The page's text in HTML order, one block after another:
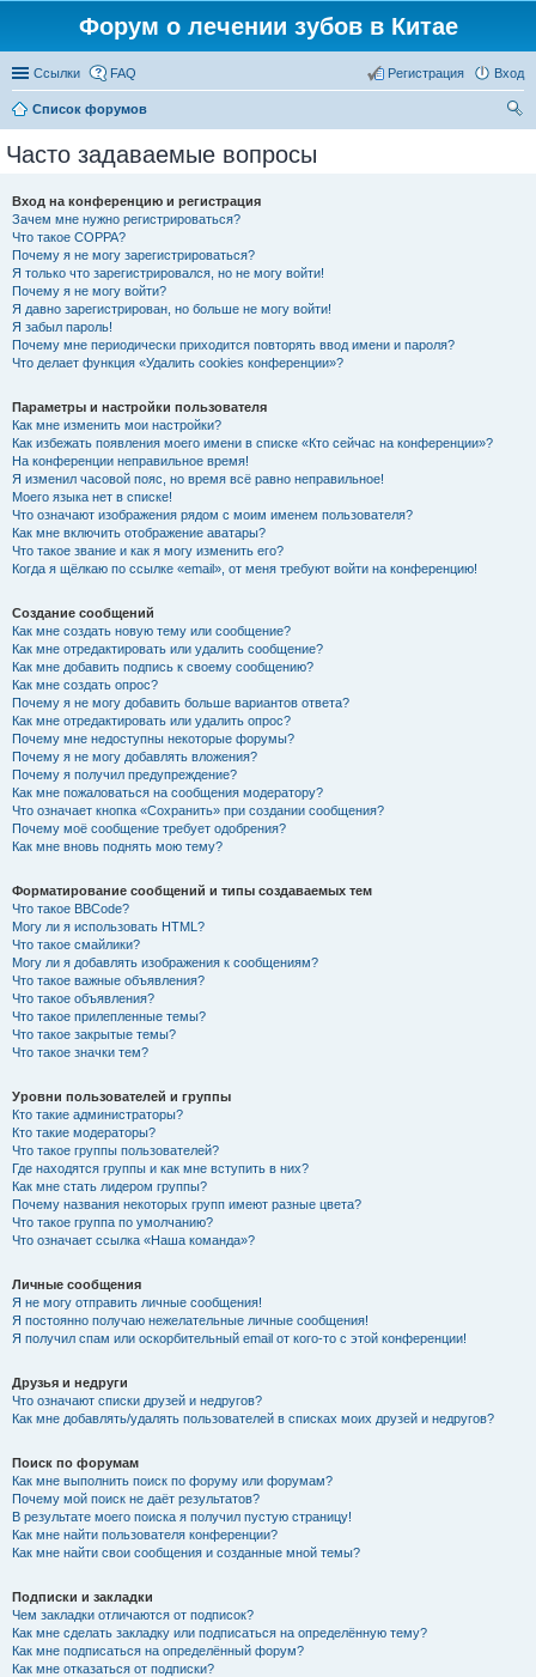
Форум о лечении зубов в Китае
Ссылки FAQ Вход
Регистрация
Список форумов
Часто задаваемые вопросы
Вход на конференцию и регистрация
Зачем мне нужно регистрироваться?
Что такое COPPA?
Почему я не могу зарегистрироваться?
Я только что зарегистрировался, но не могу войти!
Почему я не могу войти?
Я давно зарегистрирован, но больше не могу войти!
Я забыл пароль!
Почему мне периодически приходится повторять ввод имени и пароля?
Что делает функция «Удалить cookies конференции»?
Параметры и настройки пользователя
Как мне изменить мои настройки?
Как избежать появления моего имени в списке «Кто сейчас на конференции»?
На конференции неправильное время!
Я изменил часовой пояс, но время всё равно неправильное!
Моего языка нет в списке!
Что означают изображения рядом с моим именем пользователя?
Как мне включить отображение аватары?
Что такое звание и как я могу изменить его?
Когда я щёлкаю по ссылке «email», от меня требуют войти на конференцию!
Создание сообщений
Как мне создать новую тему или сообщение?
Как мне отредактировать или удалить сообщение?
Как мне добавить подпись к своему сообщению?
Как мне создать опрос?
Почему я не могу добавить больше вариантов ответа?
Как мне отредактировать или удалить опрос?
Почему мне недоступны некоторые форумы?
Почему я не могу добавлять вложения?
Почему я получил предупреждение?
Как мне пожаловаться на сообщения модератору?
Что означает кнопка «Сохранить» при создании сообщения?
Почему моё сообщение требует одобрения?
Как мне вновь поднять мою тему?
Форматирование сообщений и типы создаваемых тем
Что такое BBCode?
Могу ли я использовать HTML?
Что такое смайлики?
Могу ли я добавлять изображения к сообщениям?
Что такое важные объявления?
Что такое объявления?
Что такое прилепленные темы?
Что такое закрытые темы?
Что такое значки тем?
Уровни пользователей и группы
Кто такие администраторы?
Кто такие модераторы?
Что такое группы пользователей?
Где находятся группы и как мне вступить в них?
Как мне стать лидером группы?
Почему названия некоторых групп имеют разные цвета?
Что такое группа по умолчанию?
Что означает ссылка «Наша команда»?
Личные сообщения
Я не могу отправить личные сообщения!
Я постоянно получаю нежелательные личные сообщения!
Я получил спам или оскорбительный email от кого-то с этой конференции!
Друзья и недруги
Что означают списки друзей и недругов?
Как мне добавлять/удалять пользователей в списках моих друзей и недругов?
Поиск по форумам
Как мне выполнить поиск по форуму или форумам?
Почему мой поиск не даёт результатов?
В результате моего поиска я получил пустую страницу!
Как мне найти пользователя конференции?
Как мне найти свои сообщения и созданные мной темы?
Подписки и закладки
Чем закладки отличаются от подписок?
Как мне сделать закладку или подписаться на определённую тему?
Как мне подписаться на определённый форум?
Как мне отказаться от подписки?